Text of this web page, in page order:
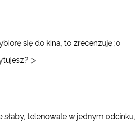
się do kina, to zrecenzuję ;o
;>
słaby, telenowale w jednym odcinku,